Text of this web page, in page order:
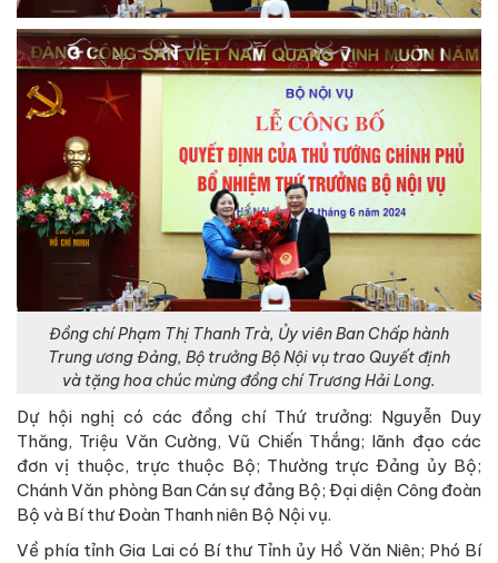
Đồng chí Phạm Thị Thanh Trà, Ủy viên Ban Chấp hành
Trung ương Đảng, Bộ trưởng Bộ Nội vụ trao Quyết định
và tặng hoa chúc mừng đồng chí Trương Hải Long.
Dự hội nghị có các đồng chí Thứ trưởng: Nguyễn Duy
Thăng, Triệu Văn Cường, Vũ Chiến Thắng; lãnh đạo các
đơn vị thuộc, trực thuộc Bộ; Thường trực Đảng ủy Bộ;
Chánh Văn phòng Ban Cán sự đảng Bộ; Đại diện Công đoàn
Bộ và Bí thư Đoàn Thanh niên Bộ Nội vụ.
Về phía tỉnh Gia Lai có Bí thư Tỉnh ủy Hồ Văn Niên; Phó Bí